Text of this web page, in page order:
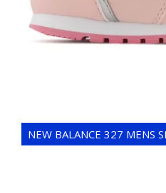
NEW BALANCE 327 MENS